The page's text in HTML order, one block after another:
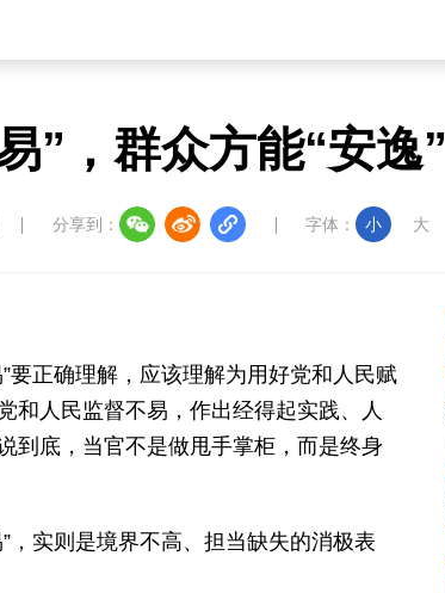
”，群众方能“安逸”
分享到： 字体： 小 大
要正确理解，应该理解为用好党和人民赋
和人民监督不易，作出经得起实践、人
到底，当官不是做甩手掌柜，而是终身
，实则是境界不高、担当缺失的消极表